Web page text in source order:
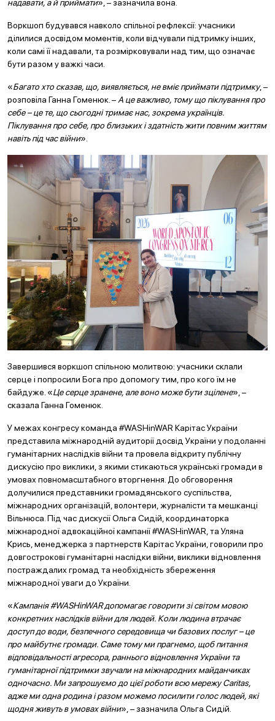
надавати, а й приймати», – зазначила вона.
Воркшоп будувався навколо спільної рефлексії: учасники
ділилися досвідом моментів, коли відчували підтримку інших,
коли самі її надавали, та розмірковували над тим, що означає
бути разом у важкі часи.
«Багато хто сказав, що, виявляється, не вміє приймати підтримку, –
розповіла Ганна Гоменюк. – А це важливо, тому що піклування про
себе – це те, що сьогодні тримає нас, зокрема українців.
Піклування про себе, про близьких і здатність жити повним життям
навіть під час війни».
Завершився воркшоп спільною молитвою: учасники склали
серце і попросили Бога про допомогу тим, про кого їм не
байдуже. «Це серце зранене, але воно може бути зцілене», –
сказала Ганна Гоменюк.
У межах конгресу команда #WASHinWAR Карітас України
представила міжнародній аудиторії досвід України у подоланні
гуманітарних наслідків війни та провела відкриту публічну
дискусію про виклики, з якими стикаються українські громади в
умовах повномасштабного вторгнення. До обговорення
долучилися представники громадянського суспільства,
міжнародних організацій, волонтери, журналісти та мешканці
Вільнюса. Під час дискусії Ольга Сидій, координаторка
міжнародної адвокаційної кампанії #WASHinWAR, та Уляна
Крись, менеджерка з партнерств Карітас України, говорили про
довгострокові гуманітарні наслідки війни, виклики відновлення
постраждалих громад та необхідність збереження
міжнародної уваги до України.
«Кампанія #WASHinWAR допомагає говорити зі світом мовою
конкретних наслідків війни для людей. Коли людина втрачає
доступ до води, безпечного середовища чи базових послуг – це
про майбутнє громади. Саме тому ми прагнемо, щоб питання
відповідальності агресора, раннього відновлення України та
гуманітарної підтримки звучали на міжнародних майданчиках
одночасно. Ми запрошуємо до цієї роботи всю мережу Caritas,
адже ми одна родина і разом можемо посилити голос людей, які
щодня живуть в умовах війни», – зазначила Ольга Сидій.